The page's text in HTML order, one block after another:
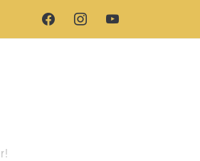
facebook instagramyoutube